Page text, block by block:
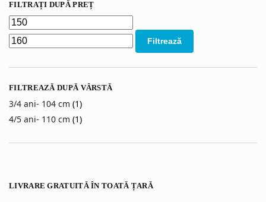
FILTRAȚI DUPĂ PREȚ
Filtrează
FILTREAZĂ DUPĂ VÂRSTĂ
3/4 ani- 104 cm (1)
4/5 ani- 110 cm (1)
LIVRARE GRATUITĂ ÎN TOATĂ ȚARĂ